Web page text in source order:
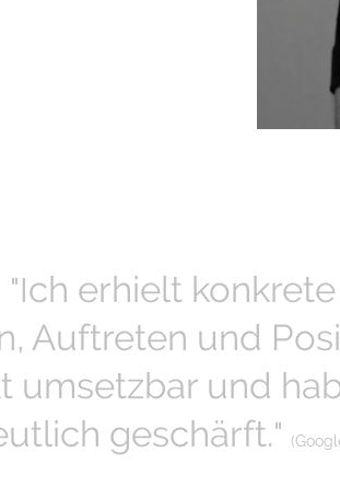
"Ich erhielt
Auftreten und
umsetzbar und
geschärft."